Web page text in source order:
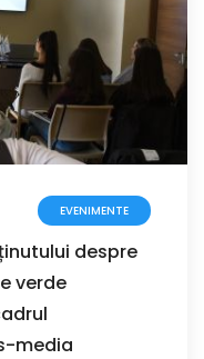
EVENIMENTE
despre
verde
media